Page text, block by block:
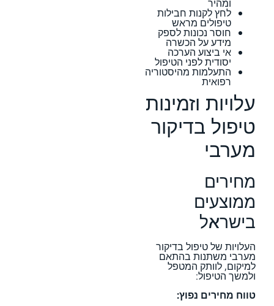
ומהיר
לחץ לקנות חבילות
טיפולים מראש
חוסר נכונות לספק
מידע על הכשרה
אי ביצוע הערכה
יסודית לפני הטיפול
התעלמות מהיסטוריה
רפואית
עלויות וזמינות
טיפול בדיקור
מערבי
מחירים
ממוצעים
בישראל
העלויות של טיפול בדיקור
מערבי משתנות בהתאם
למיקום, לוותק המטפל
ולמשך הטיפול:
טווח מחירים נפוץ: